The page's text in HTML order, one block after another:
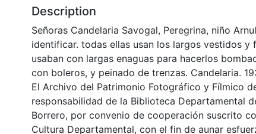
Description
Señoras Candelaria Savogal, Peregrina, niño
identificar. todas ellas usan los largos vestidos y
usaban con largas enaguas para hacerlos
con boleros, y peinado de trenzas. Candelaria.
El Archivo del Patrimonio Fotográfico y Fílmico
responsabilidad de la Biblioteca Departamental
Borrero, por convenio de cooperación suscrito
Cultura Departamental, con el fin de aunar